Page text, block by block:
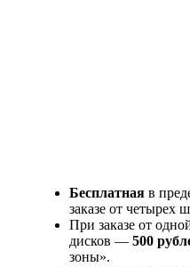
Бесплатная в
заказе от четырех
При заказе от
дисков — 500
зоны».